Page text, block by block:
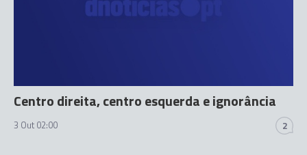
Centro direita, centro esquerda e ignorância
3 Out 02:00 2